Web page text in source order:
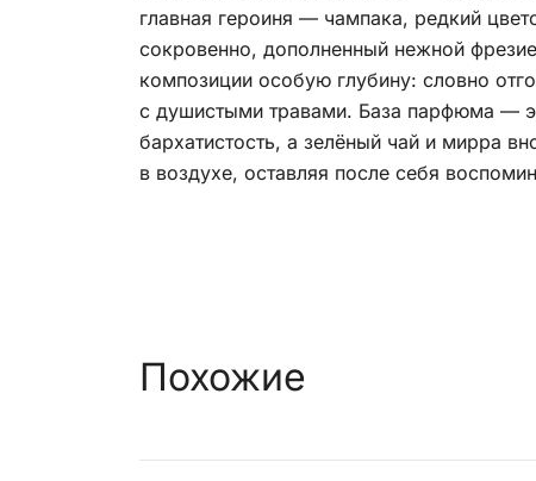
главная героиня — чампака, редкий
сокровенно, дополненный нежной
композиции особую глубину: словно
с душистыми травами. База парфюма —
бархатистость, а зелёный чай и мирра
в воздухе, оставляя после себя
Похожие